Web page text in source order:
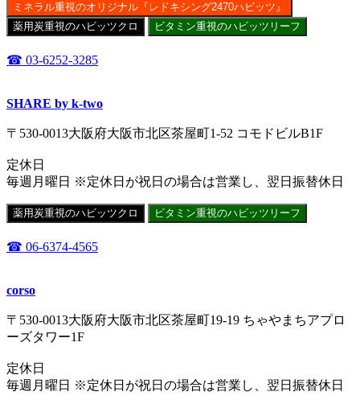
ミネラル重視のオリジナル『レドキシング2470ハビッツ』
薬用炭重視のハビッツクロ
ビタミン重視のハビッツリーフ
☎ 03-6252-3285
SHARE by k-two
〒530-0013大阪府大阪市北区茶屋町1-52 コモドビルB1F
定休日
毎週月曜日 ※定休日が祝日の場合は営業し、翌日振替休日
薬用炭重視のハビッツクロ ビタミン重視のハビッツリーフ
☎ 06-6374-4565
corso
〒530-0013大阪府大阪市北区茶屋町19-19 ちゃやまちアプロ
ーズタワー1F
定休日
毎週月曜日 ※定休日が祝日の場合は営業し、翌日振替休日